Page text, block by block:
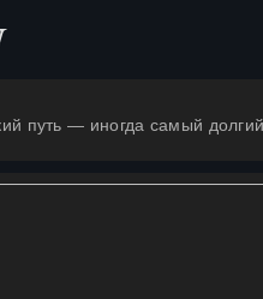
путь — иногда самый